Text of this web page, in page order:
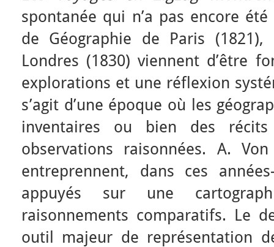
spontanée qui n’a pas encore
de Géographie de Paris
Londres (1830) viennent d’être
explorations et une réflexion
s’agit d’une époque où les
inventaires ou bien des
observations raisonnées. A.
entreprennent, dans ces
appuyés sur une
raisonnements comparatifs. Le
outil majeur de représentation